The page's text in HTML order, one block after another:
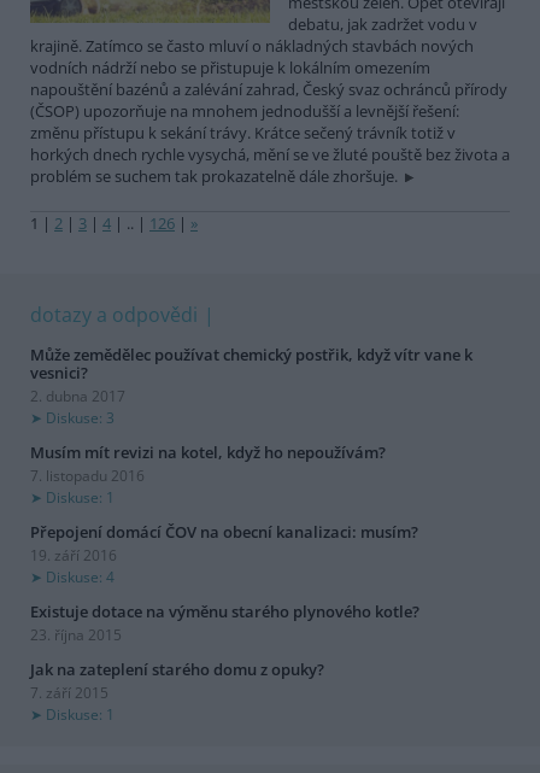
debatu, jak zadržet vodu v
krajině. Zatímco se často mluví o nákladných stavbách nových
vodních nádrží nebo se přistupuje k lokálním omezením
napouštění bazénů a zalévání zahrad, Český svaz ochránců přírody
(ČSOP) upozorňuje na mnohem jednodušší a levnější řešení:
změnu přístupu k sekání trávy. Krátce sečený trávník totiž v
horkých dnech rychle vysychá, mění se ve žluté pouště bez života a
problém se suchem tak prokazatelně dále zhoršuje.
1 | 2 | 3 | 4 | .. | 126 | »
dotazy a odpovědi
Může zemědělec používat chemický postřik, když vítr vane k
vesnici?
2. dubna 2017
Diskuse: 3
Musím mít revizi na kotel, když ho nepoužívám?
7. listopadu 2016
Diskuse: 1
Přepojení domácí ČOV na obecní kanalizaci: musím?
19. září 2016
Diskuse: 4
Existuje dotace na výměnu starého plynového kotle?
23. října 2015
Jak na zateplení starého domu z opuky?
7. září 2015
Diskuse: 1